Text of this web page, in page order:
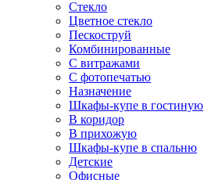
Стекло
Цветное стекло
Пескоструй
Комбинированные
С витражами
С фотопечатью
Назначение
Шкафы-купе в гостиную
В коридор
В прихожую
Шкафы-купе в спальню
Детские
Офисные